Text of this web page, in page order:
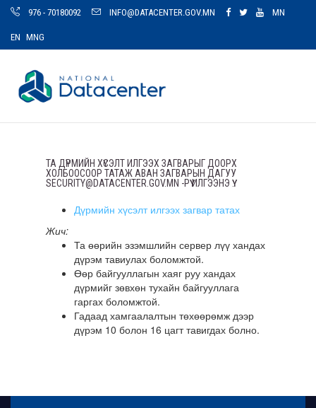
976 - 70180092 INFO@DATACENTER.GOV.MN MN
EN MNG
ТА ДҮРМИЙН ХҮСЭЛТ ИЛГЭЭХ ЗАГВАРЫГ ДООРХ
ХОЛБООСООР ТАТАЖ АВАН ЗАГВАРЫН ДАГУУ
SECURITY@DATACENTER.GOV.MN -РҮҮ ИЛГЭЭНЭ ҮҮ.
Дүрмийн хүсэлт илгээх загвар татах
Жич:
Та өөрийн эзэмшлийн сервер лүү хандах
дүрэм тавиулах боломжтой.
Өөр байгууллагын хаяг руу хандах
дүрмийг зөвхөн тухайн байгууллага
гаргах боломжтой.
Гадаад хамгаалалтын төхөөрөмж дээр
дүрэм 10 болон 16 цагт тавигдах болно.